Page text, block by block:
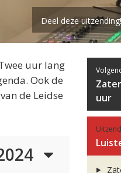
Deel deze
uur lang
Ook de
de Leidse
uur